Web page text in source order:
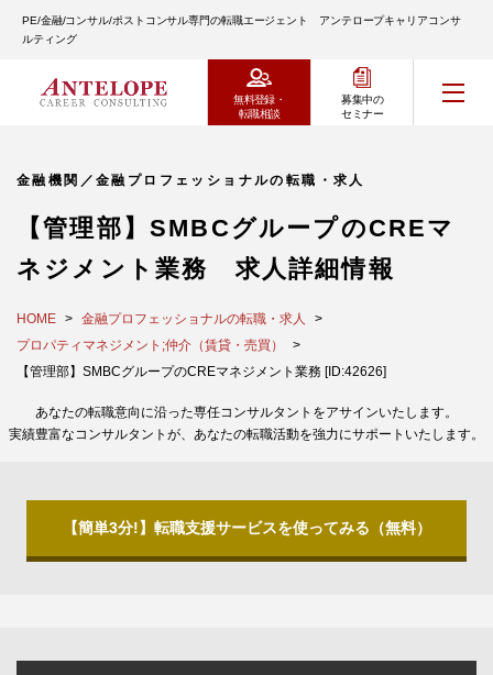
PE/金融/コンサル/ポストコンサル専門の転職エージェント アンテロープキャリアコンサ
ルティング
無料登録・
転職相談
募集中の
セミナー
金融機関／金融プロフェッショナルの転職・求人
【管理部】SMBCグループのCREマ
ネジメント業務 求人詳細情報
HOME
金融プロフェッショナルの転職・求人
プロパティマネジメント;仲介（賃貸・売買）
【管理部】SMBCグループのCREマネジメント業務 [ID:42626]
あなたの転職意向に沿った専任コンサルタントをアサインいたします。
実績豊富なコンサルタントが、あなたの転職活動を強力にサポートいたします。
【簡単3分!】転職支援サービスを使ってみる（無料）